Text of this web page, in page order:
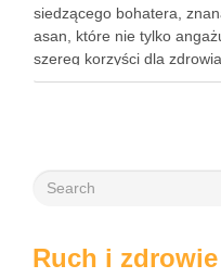
siedzącego bohatera,
asan, które nie tylko
szereg korzyści dla
praktykowanie tej pozycji
Ruch i zdrowie